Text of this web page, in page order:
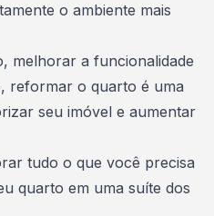
o ambiente mais
melhorar a funcionalidade
reformar o quarto é uma
seu imóvel e aumentar
tudo o que você precisa
quarto em uma suíte dos